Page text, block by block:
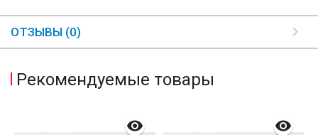
ОТЗЫВЫ (0)
Рекомендуемые товары